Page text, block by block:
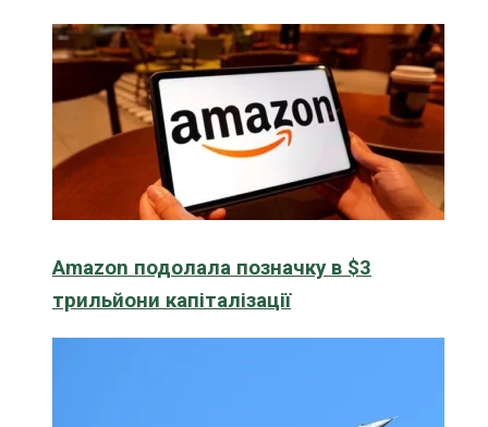
Amazon подолала позначку в $3
трильйони капіталізації